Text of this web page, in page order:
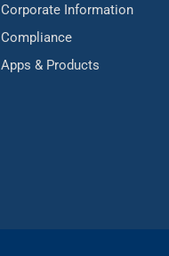
Corporate Information
Compliance
Apps & Products